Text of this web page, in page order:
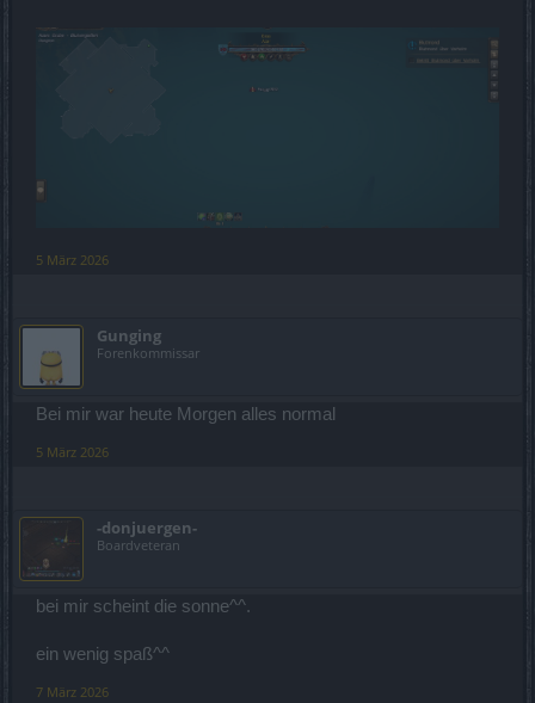
5 März 2026
Gunging
Forenkommissar
Bei mir war heute Morgen alles normal
5 März 2026
-donjuergen-
Boardveteran
bei mir scheint die sonne^^.
ein wenig spaß^^
7 März 2026